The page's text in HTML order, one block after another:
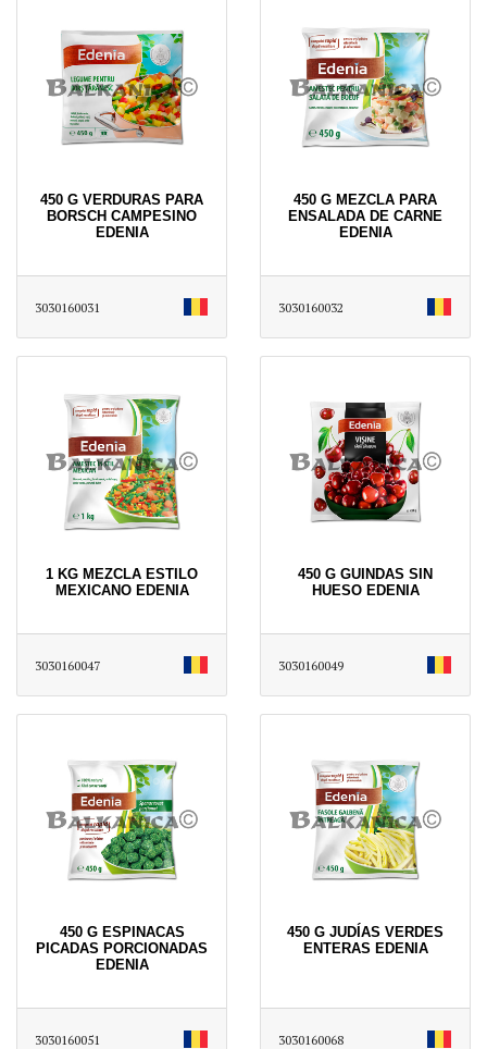
450 G VERDURAS PARA
BORSCH CAMPESINO
EDENIA
3030160031
450 G MEZCLA PARA
ENSALADA DE CARNE
EDENIA
3030160032
1 KG MEZCLA ESTILO
MEXICANO EDENIA
3030160047
450 G GUINDAS SIN
HUESO EDENIA
3030160049
450 G ESPINACAS
PICADAS PORCIONADAS
EDENIA
3030160051
450 G JUDÍAS VERDES
ENTERAS EDENIA
3030160068